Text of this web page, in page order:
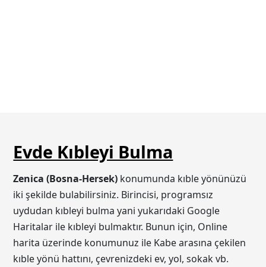
Evde Kıbleyi Bulma
Zenica (Bosna-Hersek) konumunda kıble yönünüzü
iki şekilde bulabilirsiniz. Birincisi, programsız
uydudan kıbleyi bulma yani yukarıdaki Google
Haritalar ile kıbleyi bulmaktır. Bunun için, Online
harita üzerinde konumunuz ile Kabe arasına çekilen
kıble yönü hattını, çevrenizdeki ev, yol, sokak vb.